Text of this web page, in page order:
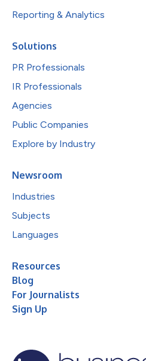
Reporting & Analytics
Solutions
PR Professionals
IR Professionals
Agencies
Public Companies
Explore by Industry
Newsroom
Industries
Subjects
Languages
Resources
Blog
For Journalists
Sign Up